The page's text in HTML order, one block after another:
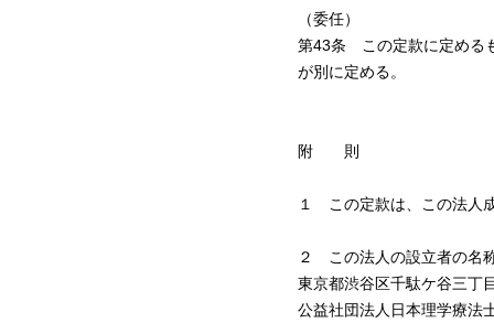
（委任）
第43条 この定款に定める
が別に定める。
附 則
１ この定款は、この法人
２ この法人の設立者の名
東京都渋谷区千駄ケ谷三丁
公益社団法人日本理学療法